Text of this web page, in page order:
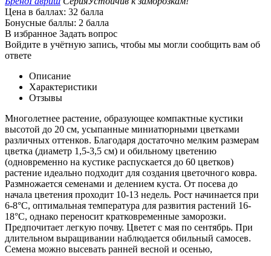
Цена в баллах: 32 балла
Бонусные баллы: 2 балла
В избранное Задать вопрос
Войдите в учётную запись, чтобы мы могли сообщить вам об
ответе
Описание
Характеристики
Отзывы
Многолетнее растение, образующее компактные кустики
высотой до 20 см, усыпанные миниатюрными цветками
различных оттенков. Благодаря достаточно мелким размерам
цветка (диаметр 1,5-3,5 см) и обильному цветению
(одновременно на кустике распускается до 60 цветков)
растение идеально подходит для создания цветочного ковра.
Размножается семенами и делением куста. От посева до
начала цветения проходит 10-13 недель. Рост начинается при
6-8°С, оптимальная температура для развития растений 16-
18°С, однако переносит кратковременные заморозки.
Предпочитает легкую почву. Цветет с мая по сентябрь. При
длительном выращивании наблюдается обильный самосев.
Семена можно высевать ранней весной и осенью,